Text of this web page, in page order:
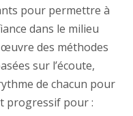
pour permettre à
dans le milieu
des méthodes
sur l’écoute,
de chacun pour
progressif pour :